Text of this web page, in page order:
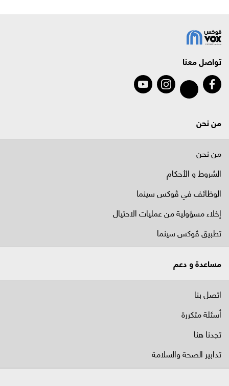
تواصل معنا
من نحن
من نحن
الشروط و الأحكام
الوظائف في ﭬوكس سينما
إخلاء مسؤولية من عمليات الاحتيال
تطبيق ڤوكس سينما
مساعدة و دعم
اتصل بنا
أسئلة متكررة
تجدنا هنا
تدابير الصحة والسلامة